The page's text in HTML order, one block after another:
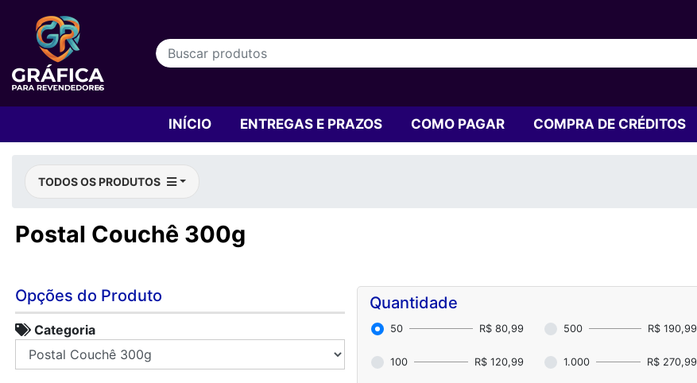
INÍCIO ENTREGAS E PRAZOS COMO PAGAR COMPRA DE CRÉDITOS
TODOS OS PRODUTOS
Postal Couchê 300g
Opções do Produto
Categoria
Quantidade
50 R$ 80,99 500 R$ 190,99
100 R$ 120,99 1.000 R$ 270,99